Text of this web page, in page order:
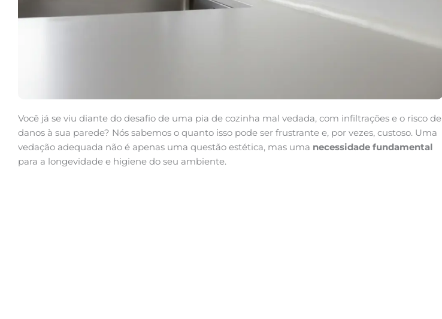
Você já se viu diante do desafio de uma pia de cozinha mal vedada, com infiltrações e o risco de
danos à sua parede? Nós sabemos o quanto isso pode ser frustrante e, por vezes, custoso. Uma
vedação adequada não é apenas uma questão estética, mas uma necessidade fundamental
para a longevidade e higiene do seu ambiente.